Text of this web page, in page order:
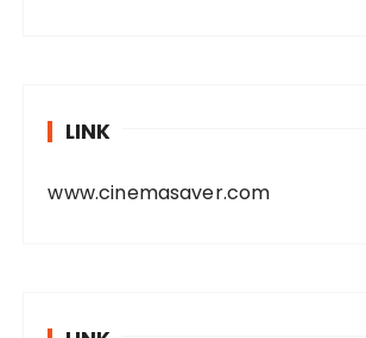
LINK
www.cinemasaver.com